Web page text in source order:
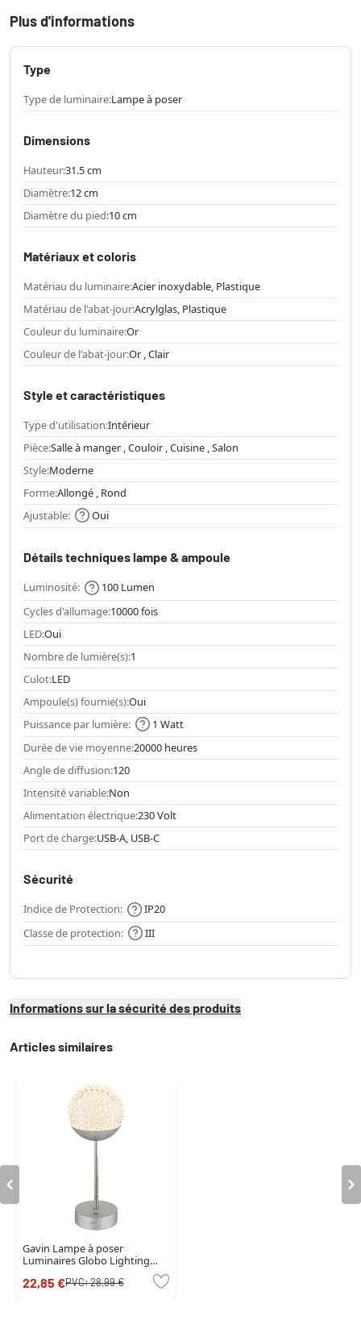
Plus d'informations
Type
Type de luminaire:Lampe à poser
Dimensions
Hauteur:31.5 cm
Diamètre:12 cm
Diamètre du pied:10 cm
Matériaux et coloris
Matériau du luminaire:Acier inoxydable, Plastique
Matériau de l'abat-jour:Acrylglas, Plastique
Couleur du luminaire:Or
Couleur de l'abat-jour:Or , Clair
Style et caractéristiques
Type d'utilisation:Intérieur
Pièce:Salle à manger , Couloir , Cuisine , Salon
Style:Moderne
Forme:Allongé , Rond
Ajustable:
Oui
Détails techniques lampe & ampoule
Luminosité:
100 Lumen
Cycles d'allumage:10000 fois
LED:Oui
Nombre de lumière(s):1
Culot:LED
Ampoule(s) fournie(s):Oui
Puissance par lumière:
1 Watt
Durée de vie moyenne:20000 heures
Angle de diffusion:120
Intensité variable:Non
Alimentation électrique:230 Volt
Port de charge:USB-A, USB-C
Sécurité
Indice de Protection:
IP20
Classe de protection:
III
Informations sur la sécurité des produits
Articles similaires
Gavin Lampe à poser
Luminaires Globo Lighting
22,85 €PVC:28,99 €